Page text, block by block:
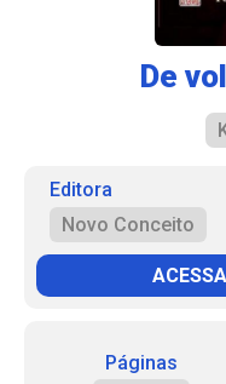
De
Editora
Novo Conceito
Páginas